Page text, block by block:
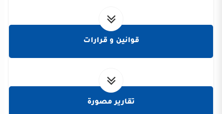
قوانين و قرارات
تقارير مصورة